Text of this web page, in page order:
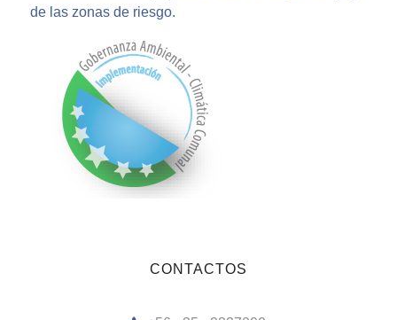
de las zonas de riesgo.
CONTACTOS